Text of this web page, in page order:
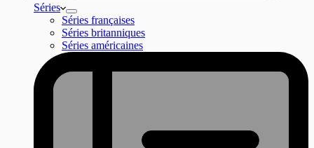
Séries
Séries françaises
Séries britanniques
Séries américaines